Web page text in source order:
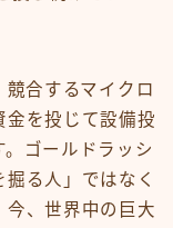
合するマイクロ
金を投じて設備投
ゴールドラッシ
る人」ではなく
今、世界中の巨大